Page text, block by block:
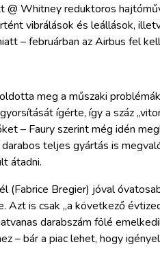
@ Whitney reduktoros
vibrálások és leállások,
– februárban az Airbus fel
meg a műszaki
ígérte, így a száz
– Faury szerint még idén
teljes gyártás is
átadni.
(Fabrice Bregier) jóval
is csak „a következő
darabszám fölé
– bár a piac lehet, hogy